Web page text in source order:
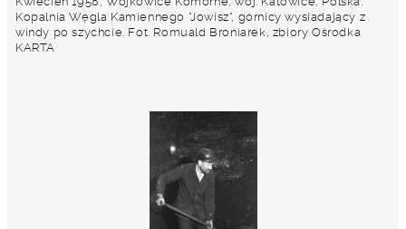
Kopalnia Węgla Kamiennego "Jowisz", górnicy wysiadający z
windy po szychcie. Fot. Romuald Broniarek, zbiory Ośrodka
KARTA